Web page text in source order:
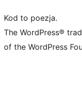
Kod to poezja.
The WordPress®
of the WordPress